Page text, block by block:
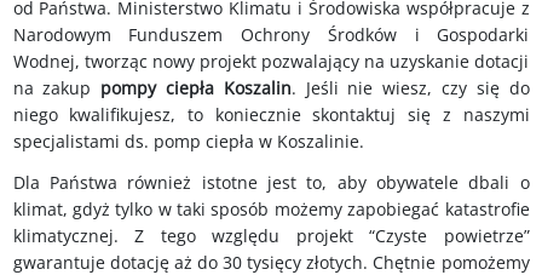
od Państwa. Ministerstwo Klimatu i Środowiska współpracuje z
Narodowym Funduszem Ochrony Środków i Gospodarki
Wodnej, tworząc nowy projekt pozwalający na uzyskanie dotacji
na zakup pompy ciepła Koszalin. Jeśli nie wiesz, czy się do
niego kwalifikujesz, to koniecznie skontaktuj się z naszymi
specjalistami ds. pomp ciepła w Koszalinie.
Dla Państwa również istotne jest to, aby obywatele dbali o
klimat, gdyż tylko w taki sposób możemy zapobiegać katastrofie
klimatycznej. Z tego względu projekt “Czyste powietrze”
gwarantuje dotację aż do 30 tysięcy złotych. Chętnie pomożemy